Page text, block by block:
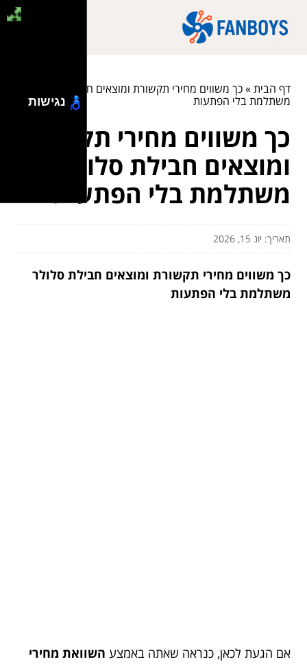
דף הבית»כך משווים מחירי תקשורת ומוצאים חבילת סלולר
משתלמת בלי הפתעות
כך משווים מחירי תקשורת
ומוצאים חבילת סלולר
משתלמת בלי הפתעות
תאריך: יונ 15, 2026
כך משווים מחירי תקשורת ומוצאים חבילת סלולר
משתלמת בלי הפתעות
אם הגעת לכאן, כנראה שאתה באמצע השוואת מחירי
נגישות